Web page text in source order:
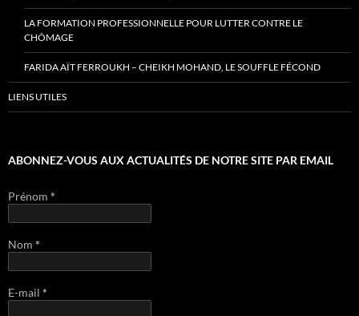
LA FORMATION PROFESSIONNELLE POUR LUTTER CONTRE LE
CHÔMAGE
FARIDA AÏT FERROUKH – CHEIKH MOHAND, LE SOUFFLE FÉCOND
LIENS UTILES
ABONNEZ-VOUS AUX ACTUALITÉS DE NOTRE SITE PAR EMAIL
Prénom *
Nom *
E-mail *